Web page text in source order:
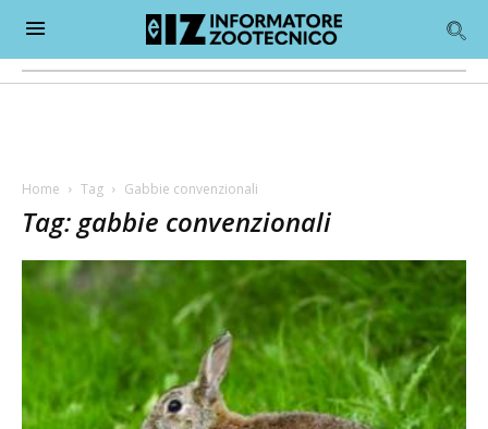
Home Tag Gabbie convenzionali
Tag: gabbie convenzionali